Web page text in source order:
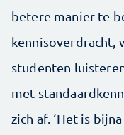
betere manier te
kennisoverdracht,
studenten
met
zich af. ‘Het is